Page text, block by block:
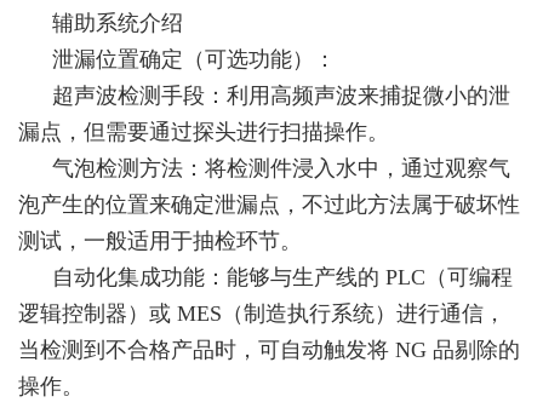
辅助系统介绍
泄漏位置确定（可选功能）：
超声波检测手段：利用高频声波来捕捉微小的泄
漏点，但需要通过探头进行扫描操作。
气泡检测方法：将检测件浸入水中，通过观察气
泡产生的位置来确定泄漏点，不过此方法属于破坏性
测试，一般适用于抽检环节。
自动化集成功能：能够与生产线的 PLC（可编程
逻辑控制器）或 MES（制造执行系统）进行通信，
当检测到不合格产品时，可自动触发将 NG 品剔除的
操作。